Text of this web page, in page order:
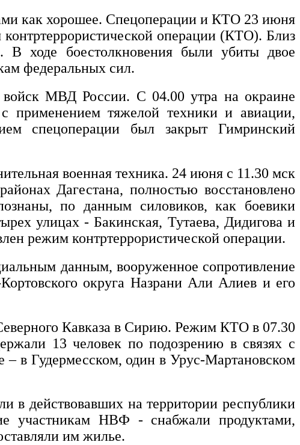
как хорошее. Спецоперации и КТО 23 июня
операции (КТО). Близ
В ходе боестолкновения были убиты двое
федеральных сил.
МВД России. С 04.00 утра на окраине
применением тяжелой техники и авиации,
спецоперации был закрыт Гимринский
военная техника. 24 июня с 11.30 мск
Дагестана, полностью восстановлено
по данным силовиков, как боевики
улицах - Бакинская, Тутаева, Дидигова и
режим контртеррористической операции.
данным, вооруженное сопротивление
округа Назрани Али Алиев и его
Кавказа в Сирию. Режим КТО в 07.30
13 человек по подозрению в связях с
в Гудермесском, один в Урус-Мартановском
в действовавших на территории республики
участникам НВФ - снабжали продуктами,
им жилье.